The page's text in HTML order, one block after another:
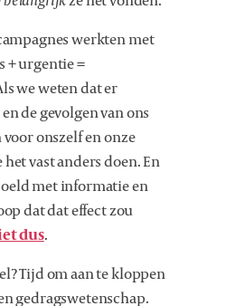
werkten met
+ urgentie =
we weten dat er
de gevolgen van ons
onszelf en onze
vast anders doen. En
met informatie en
dat dat effect zou
dus.
Tijd om aan te kloppen
gedragswetenschap.